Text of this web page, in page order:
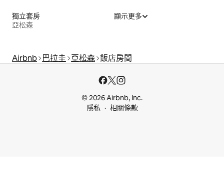
獨立套房
亞松森
顯示更多
Airbnb 巴拉圭 亞松森 飯店房間
© 2026 Airbnb, Inc.
隱私
相關條款